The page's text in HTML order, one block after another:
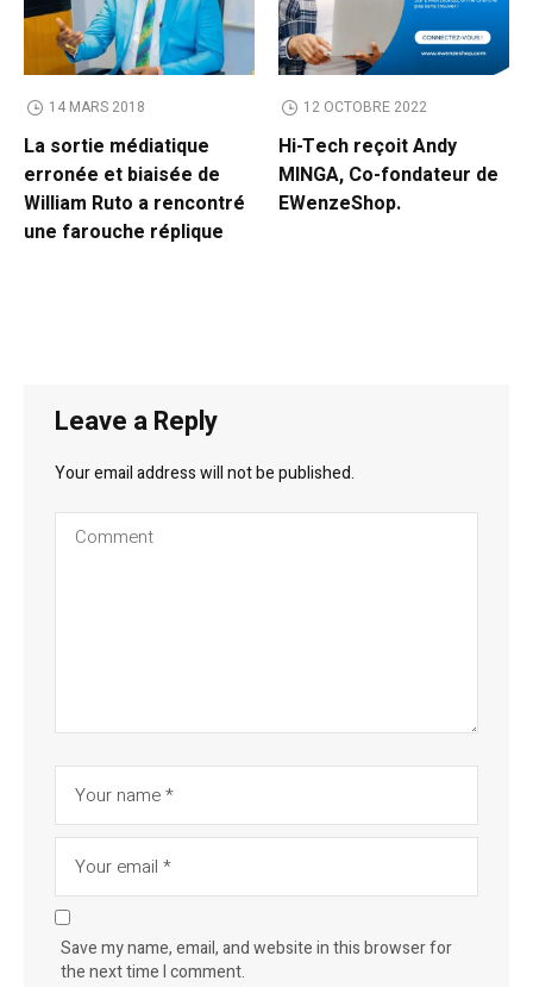
14 MARS 2018
La sortie médiatique
erronée et biaisée de
William Ruto a rencontré
une farouche réplique
12 OCTOBRE 2022
Hi-Tech reçoit Andy
MINGA, Co-fondateur de
EWenzeShop.
Leave a Reply
Your email address will not be published.
Save my name, email, and website in this browser for
the next time I comment.